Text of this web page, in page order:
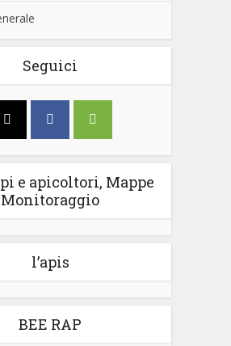
Seguici
e apicoltori, Mappe
Monitoraggio
l’apis
BEE RAP